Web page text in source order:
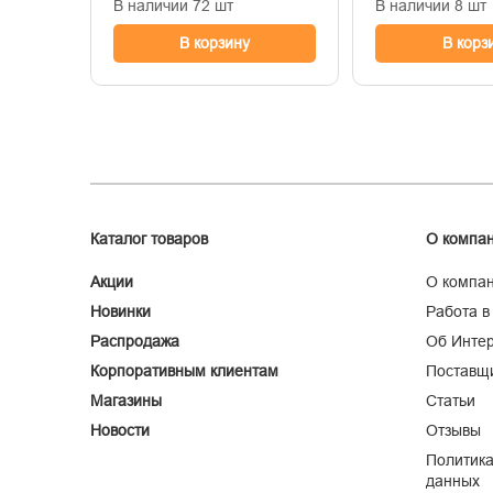
В наличии 72 шт
В корзину
В наличии 8 шт
В
Каталог товаров
Акции
Новинки
Распродажа
Корпоративным клиентам
Магазины
Новости
О
О
Работа
Об
Статьи
Отзывы
данных